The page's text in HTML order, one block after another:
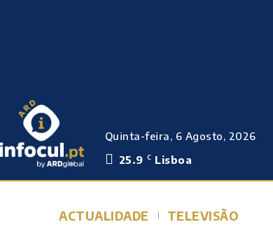
Quinta-feira, 6 Agosto, 2026
25.9 C Lisboa
ACTUALIDADE TELEVISÃO